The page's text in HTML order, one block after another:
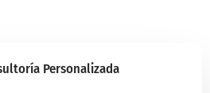
Personalizada